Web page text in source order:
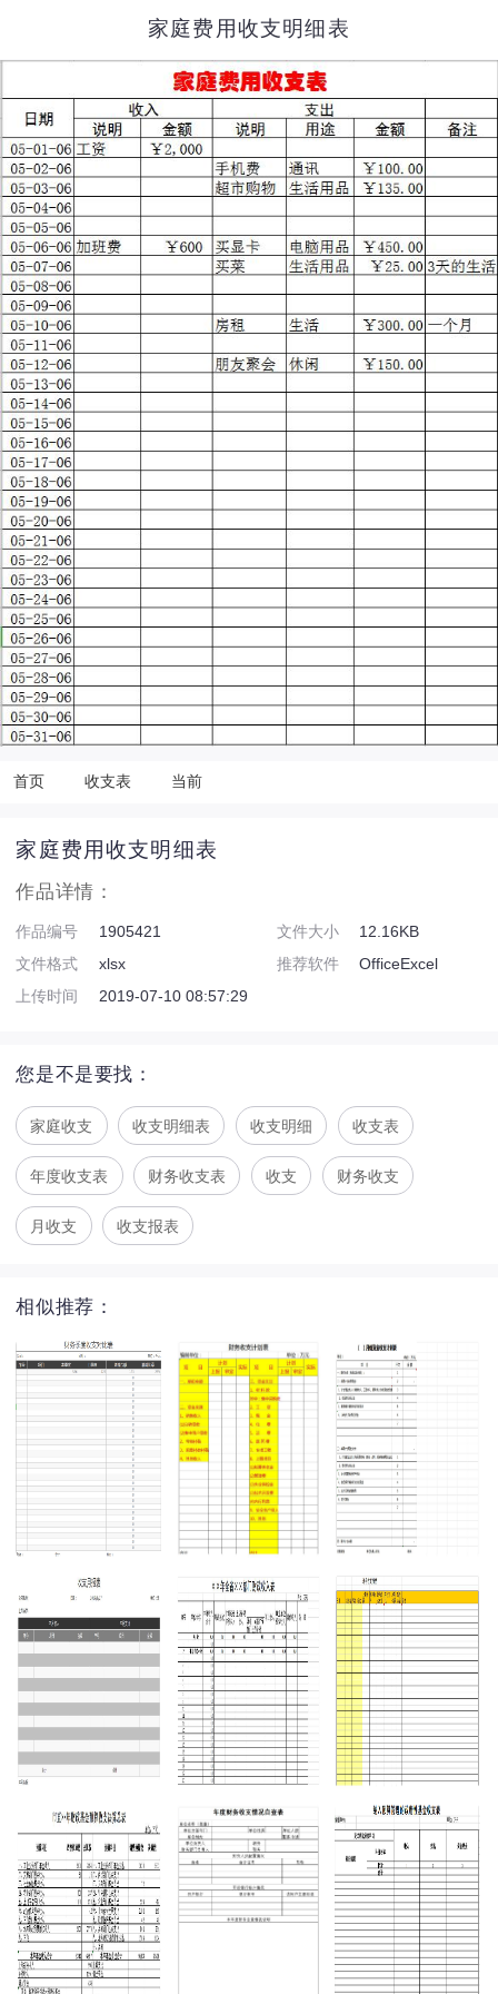
家庭费用收支明细表
首页 收支表 当前
家庭费用收支明细表
作品详情：
作品编号 1905421 文件大小
12.16KB
文件格式
xlsx 推荐软件
OfficeExcel
上传时间
2019-07-10 08:57:29
您是不是要找：
家庭收支 收支明细表 收支明细 收支表
年度收支表 财务收支表 收支 财务收支
月收支 收支报表
相似推荐：